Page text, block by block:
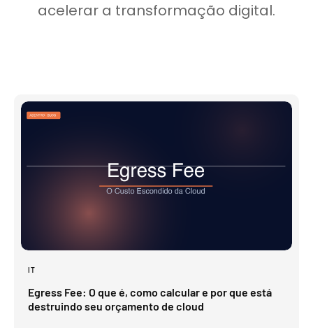
acelerar a transformação digital.
IT
Egress Fee: O que é, como calcular e por que está
destruindo seu orçamento de cloud